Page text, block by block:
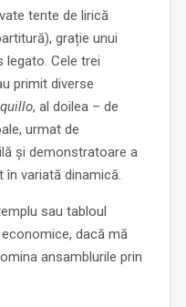
tente de lirică
grație unui
Cele trei
primit diverse
, al doilea – de
urmat de
și demonstratoare a
variată dinamică.
sau tabloul
dacă mă
ansamblurile prin